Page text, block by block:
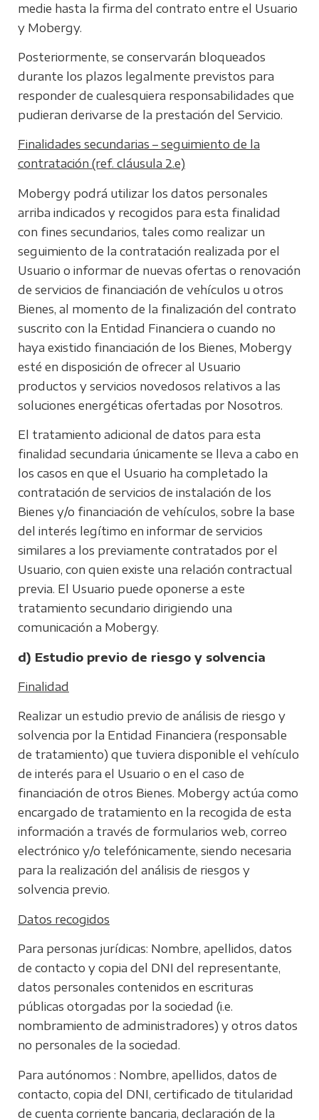
medie hasta la firma del contrato entre el Usuario
y Mobergy.
Posteriormente, se conservarán bloqueados
durante los plazos legalmente previstos para
responder de cualesquiera responsabilidades que
pudieran derivarse de la prestación del Servicio.
Finalidades secundarias – seguimiento de la
contratación (ref. cláusula 2.e)
Mobergy podrá utilizar los datos personales
arriba indicados y recogidos para esta finalidad
con fines secundarios, tales como realizar un
seguimiento de la contratación realizada por el
Usuario o informar de nuevas ofertas o renovación
de servicios de financiación de vehículos u otros
Bienes, al momento de la finalización del contrato
suscrito con la Entidad Financiera o cuando no
haya existido financiación de los Bienes, Mobergy
esté en disposición de ofrecer al Usuario
productos y servicios novedosos relativos a las
soluciones energéticas ofertadas por Nosotros.
El tratamiento adicional de datos para esta
finalidad secundaria únicamente se lleva a cabo en
los casos en que el Usuario ha completado la
contratación de servicios de instalación de los
Bienes y/o financiación de vehículos, sobre la base
del interés legítimo en informar de servicios
similares a los previamente contratados por el
Usuario, con quien existe una relación contractual
previa. El Usuario puede oponerse a este
tratamiento secundario dirigiendo una
comunicación a Mobergy.
d) Estudio previo de riesgo y solvencia
Finalidad
Realizar un estudio previo de análisis de riesgo y
solvencia por la Entidad Financiera (responsable
de tratamiento) que tuviera disponible el vehículo
de interés para el Usuario o en el caso de
financiación de otros Bienes. Mobergy actúa como
encargado de tratamiento en la recogida de esta
información a través de formularios web, correo
electrónico y/o telefónicamente, siendo necesaria
para la realización del análisis de riesgos y
solvencia previo.
Datos recogidos
Para personas jurídicas: Nombre, apellidos, datos
de contacto y copia del DNI del representante,
datos personales contenidos en escrituras
públicas otorgadas por la sociedad (i.e.
nombramiento de administradores) y otros datos
no personales de la sociedad.
Para autónomos : Nombre, apellidos, datos de
contacto, copia del DNI, certificado de titularidad
de cuenta corriente bancaria, declaración de la